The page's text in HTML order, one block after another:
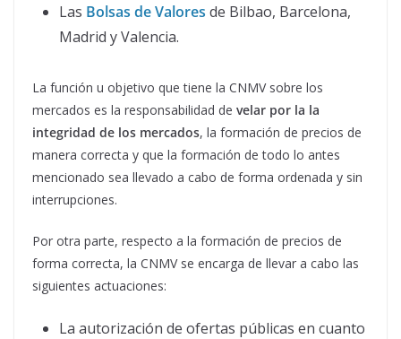
Las Bolsas de Valores de Bilbao, Barcelona,
Madrid y Valencia.
La función u objetivo que tiene la CNMV sobre los
mercados es la responsabilidad de velar por la la
integridad de los mercados, la formación de precios de
manera correcta y que la formación de todo lo antes
mencionado sea llevado a cabo de forma ordenada y sin
interrupciones.
Por otra parte, respecto a la formación de precios de
forma correcta, la CNMV se encarga de llevar a cabo las
siguientes actuaciones:
La autorización de ofertas públicas en cuanto